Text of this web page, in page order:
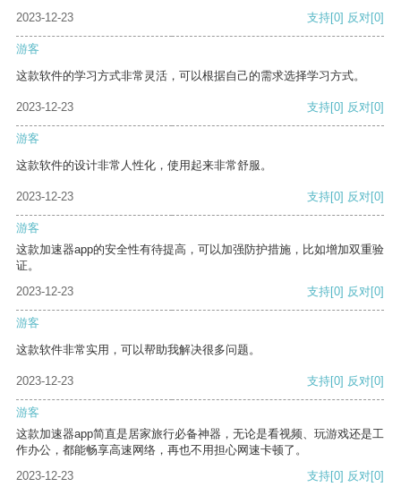
2023-12-23
支持[0] 反对[0]
游客
这款软件的学习方式非常灵活，可以根据自己的需求选择学习方式。
2023-12-23 支持[0] 反对[0]
游客
这款软件的设计非常人性化，使用起来非常舒服。
2023-12-23 支持[0] 反对[0]
游客
这款加速器app的安全性有待提高，可以加强防护措施，比如增加双重验
证。
2023-12-23
支持[0] 反对[0]
游客
这款软件非常实用，可以帮助我解决很多问题。
2023-12-23 支持[0] 反对[0]
游客
这款加速器app简直是居家旅行必备神器，无论是看视频、玩游戏还是工
作办公，都能畅享高速网络，再也不用担心网速卡顿了。
2023-12-23
支持[0] 反对[0]